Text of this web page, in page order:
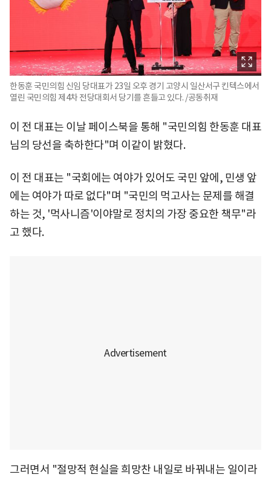
한동훈 국민의힘 신임 당대표가 23일 오후 경기 고양시 일산서구 킨텍스에서
열린 국민의힘 제4차 전당대회서 당기를 흔들고 있다. /공동취재
이 전 대표는 이날 페이스북을 통해 "국민의힘 한동훈 대표
님의 당선을 축하한다"며 이같이 밝혔다.
이 전 대표는 "국회에는 여야가 있어도 국민 앞에, 민생 앞
에는 여야가 따로 없다"며 "국민의 먹고사는 문제를 해결
하는 것, '먹사니즘'이야말로 정치의 가장 중요한 책무"라
고 했다.
그러면서 "절망적 현실을 희망찬 내일로 바꿔내는 일이라